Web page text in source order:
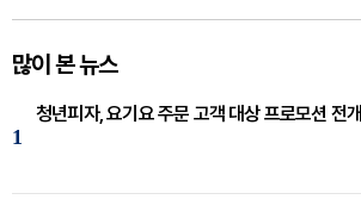
많이 본 뉴스
1
청년피자, 요기요 주문 고객 대상 프로모션 전개